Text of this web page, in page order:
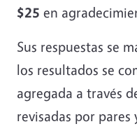
$25 en
Sus respuestas se
los resultados se
agregada a través
revisadas por pares